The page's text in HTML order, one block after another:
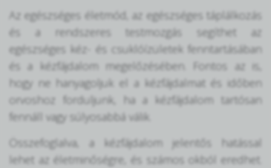
Az egészséges életmód, az egészséges táplálkozás
és a rendszeres testmozgás segíthet az
egészséges kéz- és csuklóízületek fenntartásában
és a kézfájdalom megelőzésében. Fontos az is,
hogy ne hanyagoljuk el a kézfájdalmat és időben
orvoshoz forduljunk, ha a kézfájdalom tartósan
fennáll vagy súlyosabbá válik.
Összefoglalva, a kézfájdalom jelentős hatással
lehet az életminőségre, és számos okból eredhet.